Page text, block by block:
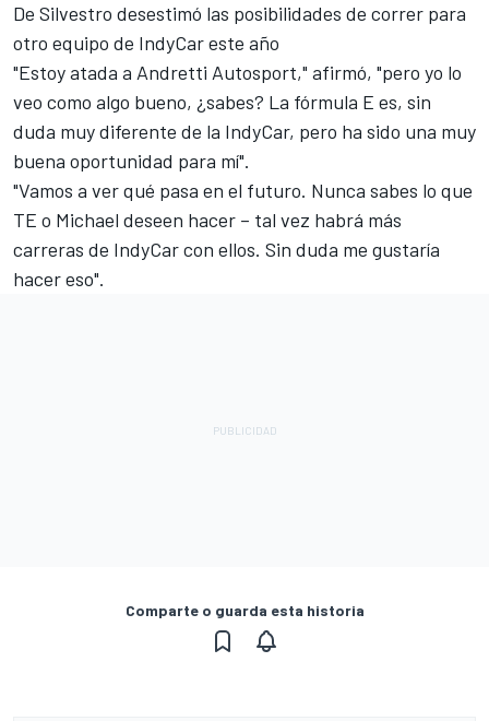
De Silvestro desestimó las posibilidades de correr para
otro equipo de IndyCar este año
"Estoy atada a Andretti Autosport," afirmó, "pero yo lo
veo como algo bueno, ¿sabes? La fórmula E es, sin
duda muy diferente de la IndyCar, pero ha sido una muy
buena oportunidad para mí".
"Vamos a ver qué pasa en el futuro. Nunca sabes lo que
TE o Michael deseen hacer – tal vez habrá más
carreras de IndyCar con ellos. Sin duda me gustaría
hacer eso".
Comparte o guarda esta historia